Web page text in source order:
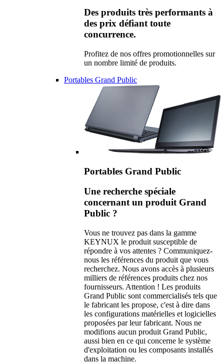
Des produits très performants à
des prix défiant toute
concurrence.
Profitez de nos offres promotionnelles sur
un nombre limité de produits.
Portables Grand Public
Portables Grand Public
Une recherche spéciale
concernant un produit Grand
Public ?
Vous ne trouvez pas dans la gamme
KEYNUX le produit susceptible de
répondre à vos attentes ? Communiquez-
nous les références du produit que vous
recherchez. Nous avons accès à plusieurs
milliers de références produits chez nos
fournisseurs. Attention ! Les produits
Grand Public sont commercialisés tels que
le fabricant les propose, c'est à dire dans
les configurations matérielles et logicielles
proposées par leur fabricant. Nous ne
modifions aucun produit Grand Public,
aussi bien en ce qui concerne le système
d'exploitation ou les composants installés
dans la machine.